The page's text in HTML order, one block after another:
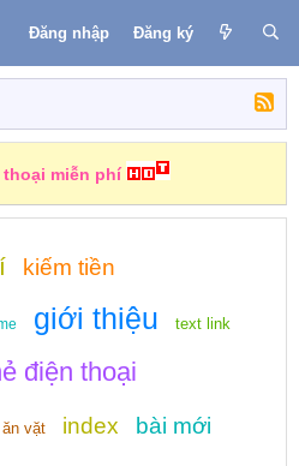
Đăng nhập Đăng ký
miễn phí
kiếm tiền
giới thiệu text link
điện thoại
ăn vặt index bài mới